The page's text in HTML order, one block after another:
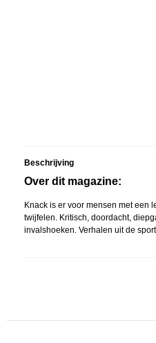
Beschrijving
Over dit magazine:
Knack is er voor mensen met een
twijfelen. Kritisch, doordacht,
invalshoeken. Verhalen uit de